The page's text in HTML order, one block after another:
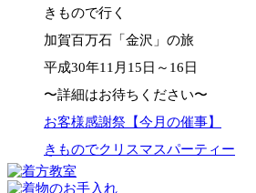
きもので行く
加賀百万石「金沢」の旅
平成30年11月15日～16日
〜詳細はお待ちください〜
お客様感謝祭【今月の催事】
きものでクリスマスパーティー